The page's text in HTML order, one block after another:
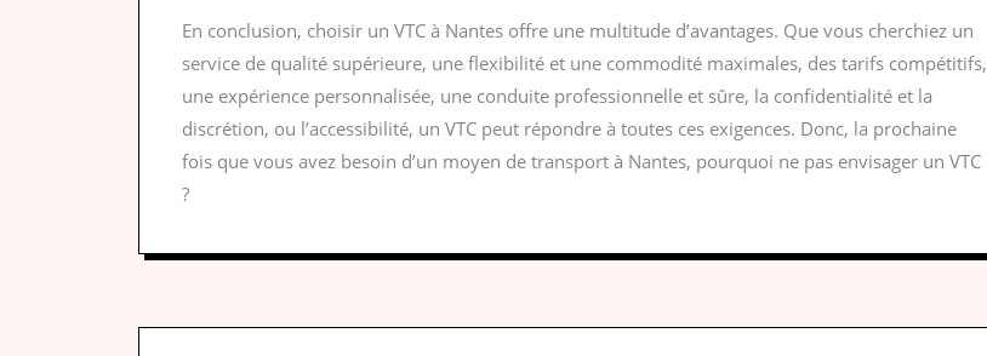
En conclusion, choisir un VTC à Nantes offre une multitude d’avantages. Que vous cherchiez un
service de qualité supérieure, une flexibilité et une commodité maximales, des tarifs compétitifs,
une expérience personnalisée, une conduite professionnelle et sûre, la confidentialité et la
discrétion, ou l’accessibilité, un VTC peut répondre à toutes ces exigences. Donc, la prochaine
fois que vous avez besoin d’un moyen de transport à Nantes, pourquoi ne pas envisager un VTC
?